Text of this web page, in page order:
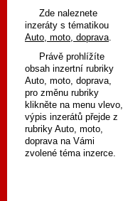
Zde naleznete
inzeráty s tématikou
Auto, moto, doprava.
Právě prohlížíte
obsah inzertní rubriky
Auto, moto, doprava,
pro změnu rubriky
klikněte na menu vlevo,
výpis inzerátů přejde z
rubriky Auto, moto,
doprava na Vámi
zvolené téma inzerce.